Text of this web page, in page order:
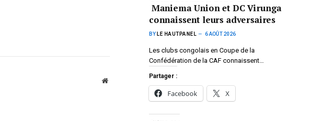
Website
Maniema Union et DC Virunga
connaissent leurs adversaires
BY LE HAUTPANEL 6 AOÛT 2026
Les clubs congolais en Coupe de la
Confédération de la CAF connaissent…
Partager :
Facebook X